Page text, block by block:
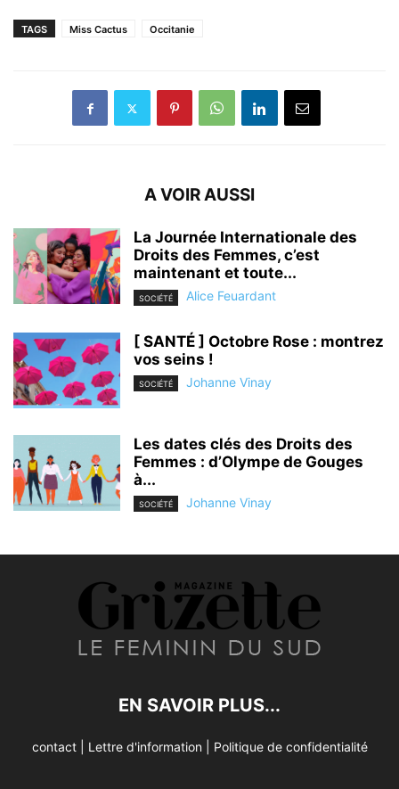
TAGS Miss Cactus Occitanie
A VOIR AUSSI
La Journée Internationale des
Droits des Femmes, c’est
maintenant et toute...
SOCIÉTÉ Alice Feuardant
[ SANTÉ ] Octobre Rose : montrez
vos seins !
SOCIÉTÉ Johanne Vinay
Les dates clés des Droits des
Femmes : d’Olympe de Gouges
à...
SOCIÉTÉ Johanne Vinay
EN SAVOIR PLUS...
contact| Lettre d'information Politique de confidentialité